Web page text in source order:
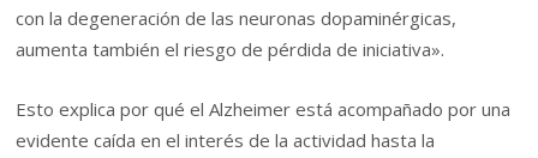
con la degeneración de las neuronas dopaminérgicas,
aumenta también el riesgo de pérdida de iniciativa».
Esto explica por qué el Alzheimer está acompañado por una
evidente caída en el interés de la actividad hasta la